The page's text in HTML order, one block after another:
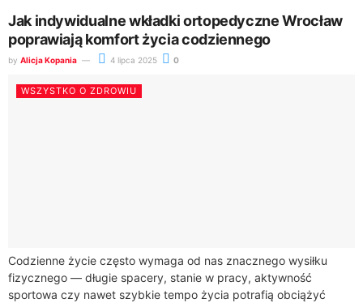
Jak indywidualne wkładki ortopedyczne Wrocław
poprawiają komfort życia codziennego
by Alicja Kopania 4 lipca 2025 0
WSZYSTKO O ZDROWIU
Codzienne życie często wymaga od nas znacznego wysiłku
fizycznego — długie spacery, stanie w pracy, aktywność
sportowa czy nawet szybkie tempo życia potrafią obciążyć